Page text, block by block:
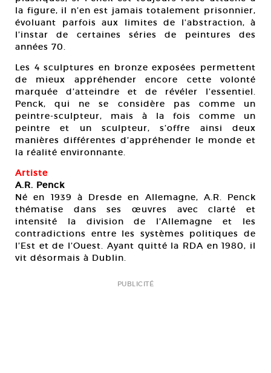
la figure, il n’en est jamais totalement prisonnier,
évoluant parfois aux limites de l’abstraction, à
l’instar de certaines séries de peintures des
années 70.
Les 4 sculptures en bronze exposées permettent
de mieux appréhender encore cette volonté
marquée d’atteindre et de révéler l’essentiel.
Penck, qui ne se considère pas comme un
peintre-sculpteur, mais à la fois comme un
peintre et un sculpteur, s’offre ainsi deux
manières différentes d’appréhender le monde et
la réalité environnante.
Artiste
A.R. Penck
Né en 1939 à Dresde en Allemagne, A.R. Penck
thématise dans ses œuvres avec clarté et
intensité la division de l’Allemagne et les
contradictions entre les systèmes politiques de
l’Est et de l’Ouest. Ayant quitté la RDA en 1980, il
vit désormais à Dublin.
PUBLICITÉ